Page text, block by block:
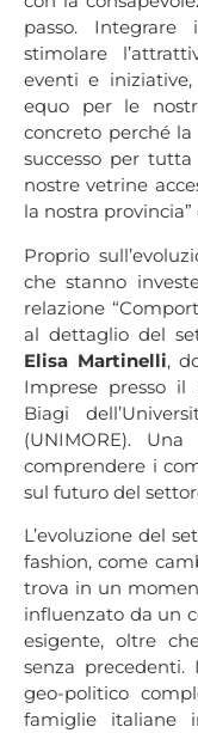
passo.
stimolare
eventi e
equo per le
concreto perché
successo per
nostre vetrine
la nostra
Proprio
che stanno
relazione
al dettaglio del
Elisa Martinelli,
Imprese presso il
Biagi
(UNIMORE).
comprendere i
sul futuro del
L’evoluzione del
fashion, come
trova in un
influenzato da un
esigente, oltre
senza
geo-politico
famiglie italiane